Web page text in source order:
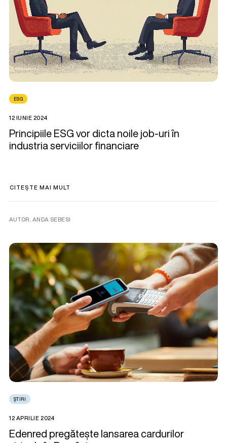
ESG
12 IUNIE 2024
Principiile ESG vor dicta noile job-uri în
industria serviciilor financiare
CITEȘTE MAI MULT
AUTOR. ANDA SEBESI
ȘTIRI
12 APRILIE 2024
Edenred pregătește lansarea cardurilor